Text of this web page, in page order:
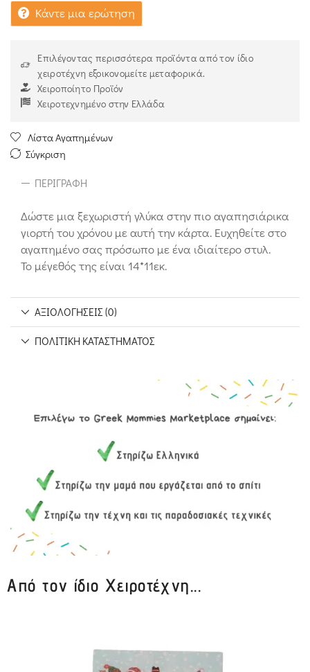
Κάντε μια ερώτηση
Επιλέγοντας περισσότερα προϊόντα από τον ίδιο
χειροτέχνη εξοικονομείτε μεταφορικά.
Χειροποίητο Προϊόν
Χειροτεχνημένο στην Ελλάδα
Λίστα Αγαπημένων
Σύγκριση
ΠΕΡΙΓΡΑΦΉ
Δώστε μια ξεχωριστή γλύκα στην πιο αγαπησιάρικα
γιορτή του χρόνου με αυτή την κάρτα. Ευχηθείτε στο
αγαπημένο σας πρόσωπο με ένα ιδιαίτερο στυλ.
Το μέγεθός της είναι 14*11εκ.
ΑΞΙΟΛΟΓΉΣΕΙΣ (0)
ΠΟΛΙΤΙΚΉ ΚΑΤΑΣΤΉΜΑΤΟΣ
Από τον ίδιο Χειροτέχνη...